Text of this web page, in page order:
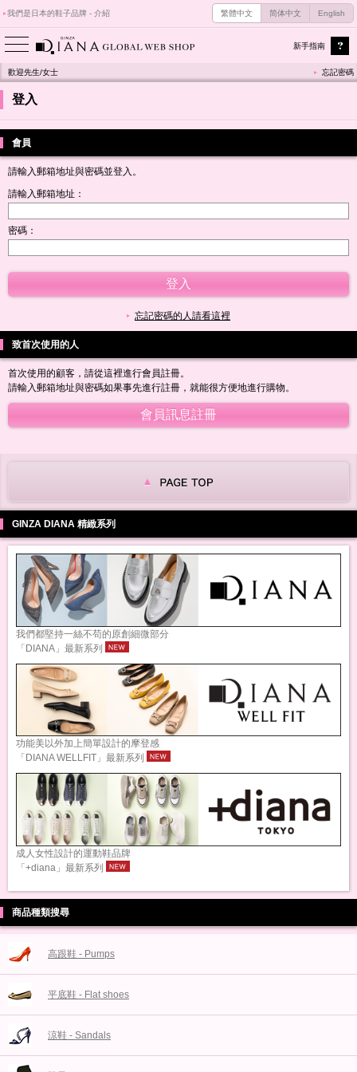
我們是日本的鞋子品牌 - 介紹 繁體中文 简体中文 English
新手指南
歡迎先生/女士 忘記密碼
登入
會員
請輸入郵箱地址與密碼並登入。
請輸入郵箱地址：
密碼：
忘記密碼的人請看這裡
致首次使用的人
首次使用的顧客，請從這裡進行會員註冊。
請輸入郵箱地址與密碼如果事先進行註冊，就能很方便地進行購物。
GINZA DIANA 精緻系列
我們都堅持一絲不苟的原創細微部分
「DIANA」最新系列
功能美以外加上簡單設計的摩登感
「DIANA WELLFIT」最新系列
成人女性設計的運動鞋品牌
「+diana」最新系列
商品種類搜尋
高跟鞋 - Pumps
平底鞋 - Flat shoes
涼鞋 - Sandals